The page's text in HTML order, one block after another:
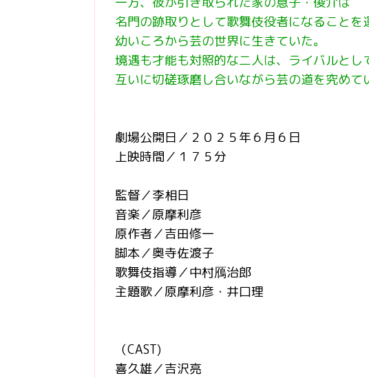
名門の跡取りとして歌舞伎役者になることを
幼いころから芸の世界に生きていた。
境遇も才能も対照的な二人は、ライバルとし
互いに切磋琢磨し合いながら芸の道を究めて
劇場公開日／２０２５年６月６日
上映時間／１７５分
監督／李相日
音楽／原摩利彦
原作者／吉田修一
脚本／奥寺佐渡子
歌舞伎指導／中村鴈治郎
主題歌／原摩利彦・井口理
（CAST)
喜久雄／吉沢亮